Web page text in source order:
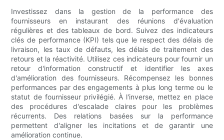
Investissez dans la gestion de la performance des
fournisseurs en instaurant des réunions d'évaluation
régulières et des tableaux de bord. Suivez des indicateurs
clés de performance (KPI) tels que le respect des délais de
livraison, les taux de défauts, les délais de traitement des
retours et la réactivité. Utilisez ces indicateurs pour fournir un
retour d'information constructif et identifier les axes
d'amélioration des fournisseurs. Récompensez les bonnes
performances par des engagements à plus long terme ou le
statut de fournisseur privilégié. À l'inverse, mettez en place
des procédures d'escalade claires pour les problèmes
récurrents. Des relations basées sur la performance
permettent d'aligner les incitations et de garantir une
amélioration continue.